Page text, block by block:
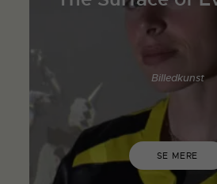
Billedkunst
SE MERE